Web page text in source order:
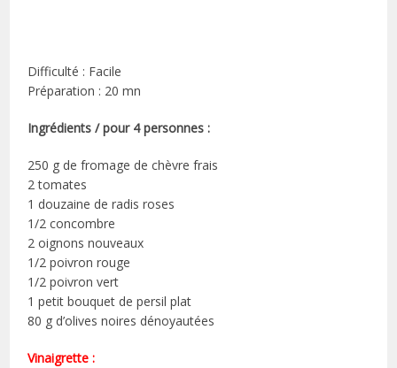
Difficulté : Facile
Préparation : 20 mn
Ingrédients / pour 4 personnes :
250 g de fromage de chèvre frais
2 tomates
1 douzaine de radis roses
1/2 concombre
2 oignons nouveaux
1/2 poivron rouge
1/2 poivron vert
1 petit bouquet de persil plat
80 g d’olives noires dénoyautées
Vinaigrette :